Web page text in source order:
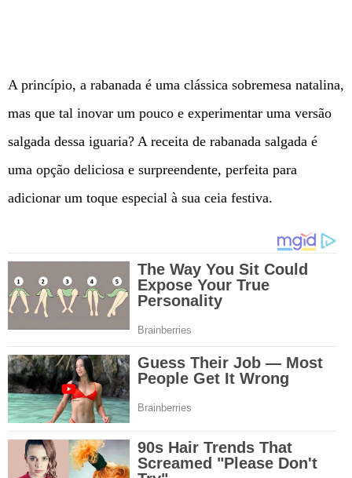
A princípio, a rabanada é uma clássica sobremesa natalina,
mas que tal inovar um pouco e experimentar uma versão
salgada dessa iguaria? A receita de rabanada salgada é
uma opção deliciosa e surpreendente, perfeita para
adicionar um toque especial à sua ceia festiva.